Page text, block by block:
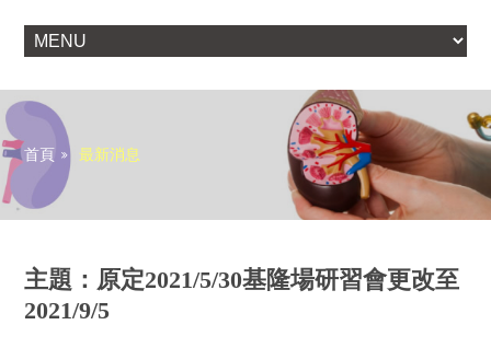
首頁 最新消息
主題：原定2021/5/30基隆場研習會更改至
2021/9/5